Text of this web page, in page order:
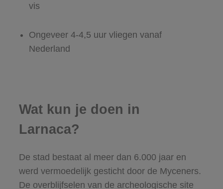
vis
Ongeveer 4-4,5 uur vliegen vanaf
Nederland
Wat kun je doen in
Larnaca?
De stad bestaat al meer dan 6.000 jaar en
werd vermoedelijk gesticht door de Myceners.
De overblijfselen van de archeologische site